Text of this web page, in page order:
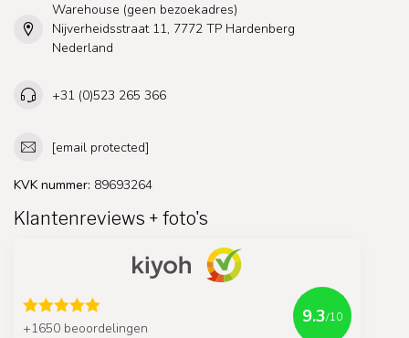
Warehouse (geen bezoekadres)
Nijverheidsstraat 11, 7772 TP Hardenberg
Nederland
+31 (0)523 265 366
[email protected]
KVK nummer: 89693264
Klantenreviews + foto's
+1650 beoordelingen
9.3/10